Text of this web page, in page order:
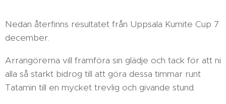
Nedan återfinns resultatet från Uppsala Kumite Cup 7
december.
Arrangörerna vill framföra sin glädje och tack för att ni
alla så starkt bidrog till att göra dessa timmar runt
Tatamin till en mycket trevlig och givande stund.